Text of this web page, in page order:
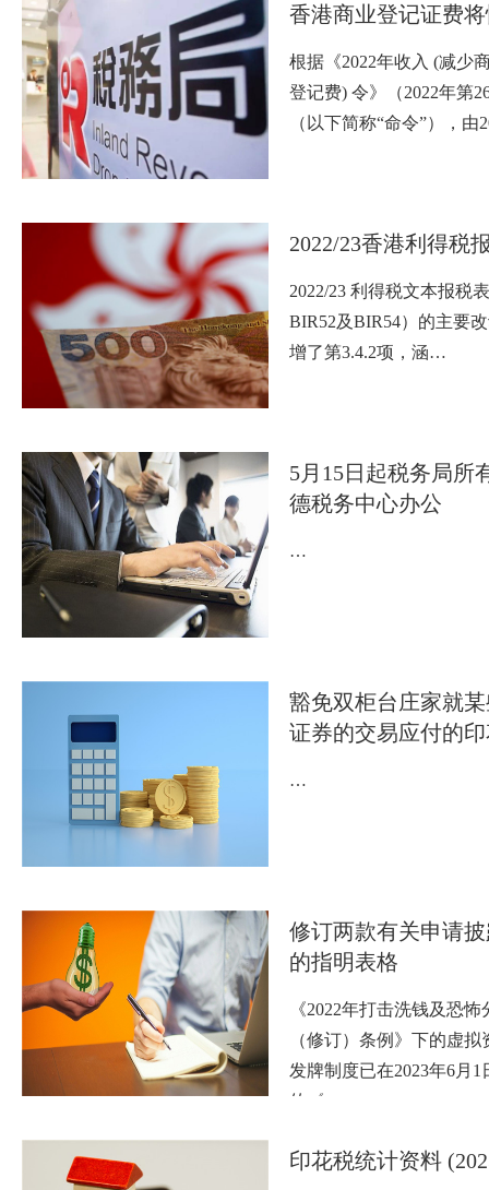
香港商业登记证费
根据《2022年收入 (减少
登记费) 令》（2022年第
（以下简称“命令”），由
2022/23香港利得税
2022/23 利得税文本报税
BIR52及BIR54）的主要
增了第3.4.2项，涵…
5月15日起税务局所
德税务中心办公
…
豁免双柜台庄家就
证券的交易应付的
…
修订两款有关申请
的指明表格
《2022年打击洗钱及恐
（修订）条例》下的虚
发牌制度已在2023年6月
的《…
印花税统计资料